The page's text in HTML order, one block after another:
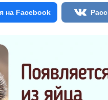
на Facebook